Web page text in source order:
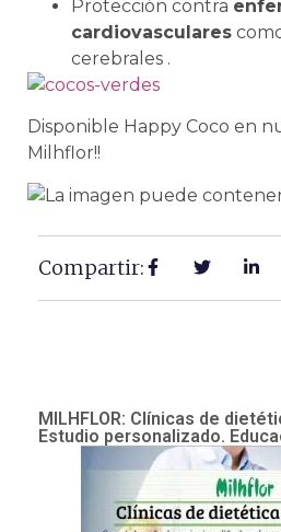
Protección contra
cardiovasculares
cerebrales .
Disponible Happy Coco en
Milhflor!!
Compartir:
MILHFLOR: Clínicas de
Estudio personalizado.